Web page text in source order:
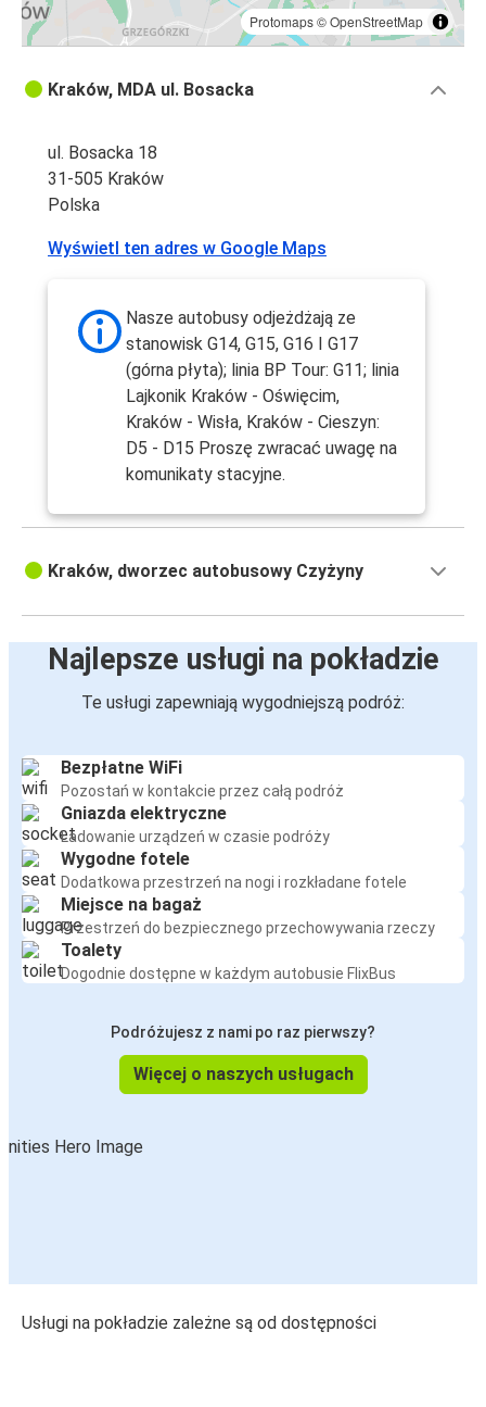
Protomaps©OpenStreetMap
Kraków, MDA ul. Bosacka
ul. Bosacka 18
31-505 Kraków
Polska
Wyświetl ten adres w Google Maps
Nasze autobusy odjeżdżają ze
stanowisk G14, G15, G16 I G17
(górna płyta); linia BP Tour: G11; linia
Lajkonik Kraków - Oświęcim,
Kraków - Wisła, Kraków - Cieszyn:
D5 - D15 Proszę zwracać uwagę na
komunikaty stacyjne.
Kraków, dworzec autobusowy Czyżyny
Najlepsze usługi na pokładzie
Te usługi zapewniają wygodniejszą podróż:
Bezpłatne WiFi
Pozostań w kontakcie przez całą podróż
Gniazda elektryczne
Ładowanie urządzeń w czasie podróży
Wygodne fotele
Dodatkowa przestrzeń na nogi i rozkładane fotele
Miejsce na bagaż
Przestrzeń do bezpiecznego przechowywania rzeczy
Toalety
Dogodnie dostępne w każdym autobusie FlixBus
Podróżujesz z nami po raz pierwszy?
Więcej o naszych usługach
Usługi na pokładzie zależne są od dostępności